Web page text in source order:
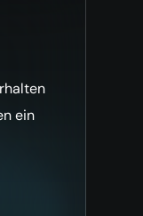
ein